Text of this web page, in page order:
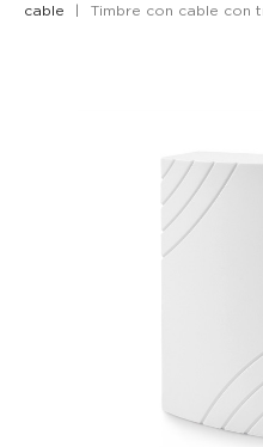
cable
Timbre con cable con